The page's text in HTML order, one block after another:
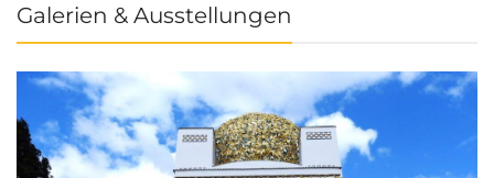
Galerien & Ausstellungen